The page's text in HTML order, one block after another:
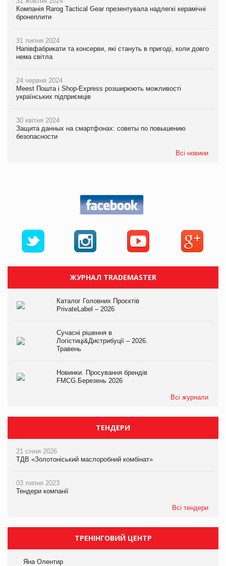
Компанія Rarog Tactical Gear презентувала надлегкі керамічні
бронеплити
31 липня 2024
Напівфабрикати та консерви, які стануть в пригоді, коли довго
нема світла
24 червня 2024
Meest Пошта і Shop-Express розширюють можливості
українських підприємців
30 квітня 2024
Защита данных на смартфонах: советы по повышению
безопасности
Всі новини
ЖУРНАЛ TRADEMASTER
Каталог Головних Проєктів
PrivateLabel – 2026
Сучасні рішення в
Логістиці&Дистрибуції – 2026.
Травень
Новинки. Просування брендів
FMCG.Березень 2026
Всі журнали
ТЕНДЕРИ
21 січня 2026
ТДВ «Золотоніський маслоробний комбінат»
03 липня 2023
Тендери компанії
Всі тендери
ТРЕНІНГОВИЙ ЦЕНТР
Яна Олентир